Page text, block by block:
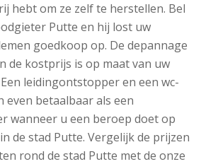
hebt om ze zelf te herstellen. Bel
Putte en hij lost uw
goedkoop op. De depannage
de kostprijs is op maat van uw
leidingontstopper en een wc-
betaalbaar als een
wanneer u een beroep doet op
de stad Putte. Vergelijk de prijzen
rond de stad Putte met de onze